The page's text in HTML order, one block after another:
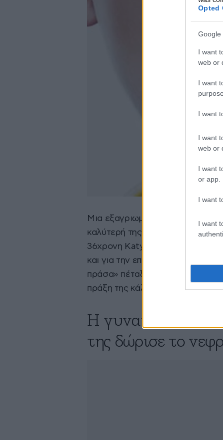
Opted
Google
I want
web or
I want
I want
I want
web or
I want
or app.
I want
I want
Μια εξαγριωμένη γυναίκα που
καλύτερή της φίλη αποφάσισε
36χρονη Katya Kharitovonova
και για την επίθεση στην
πράσα» πέταξε ένα φωτιστικό
πράξη της κάλεσε ένα
Η γυναίκα που
της δώρισε το